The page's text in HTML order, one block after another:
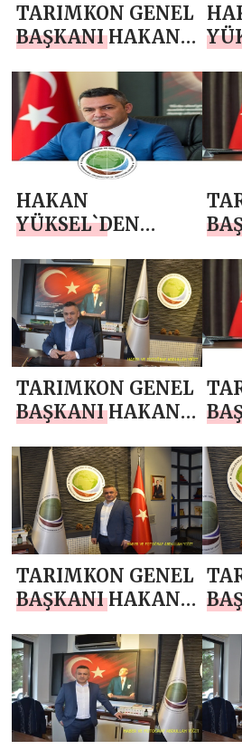
TARIMKON GENEL
BAŞKANI HAKAN
BABALAR GÜNÜ
MESAJI
HAKAN
YÜKSEL`DEN
BAYRAMI MESAJI
TARIMKON GENEL
BAŞKANI HAKAN
ANNELER GÜNÜ
MESAJI
TARIMKON GENEL
BAŞKANI HAKAN
NİSAN POLİS
HAFTASI MESAJI